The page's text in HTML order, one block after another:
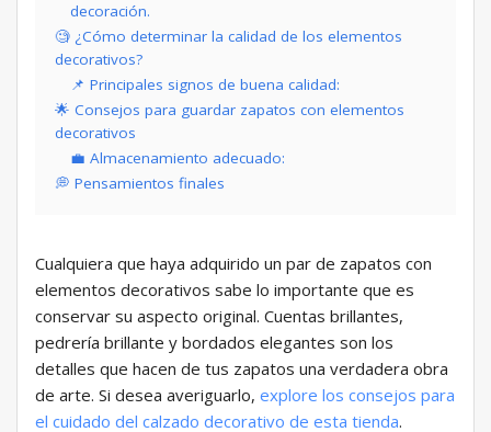
decoración.
🧐 ¿Cómo determinar la calidad de los elementos
decorativos?
📌 Principales signos de buena calidad:
🌟 Consejos para guardar zapatos con elementos
decorativos
💼 Almacenamiento adecuado:
💭 Pensamientos finales
Cualquiera que haya adquirido un par de zapatos con
elementos decorativos sabe lo importante que es
conservar su aspecto original. Cuentas brillantes,
pedrería brillante y bordados elegantes son los
detalles que hacen de tus zapatos una verdadera obra
de arte. Si desea averiguarlo, explore los consejos para
el cuidado del calzado decorativo de esta tienda.